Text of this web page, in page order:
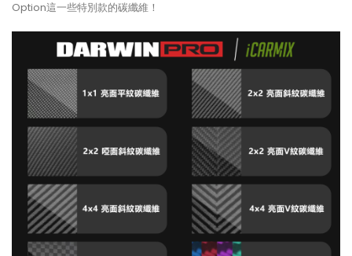
Option這一些特別款的碳纖維！